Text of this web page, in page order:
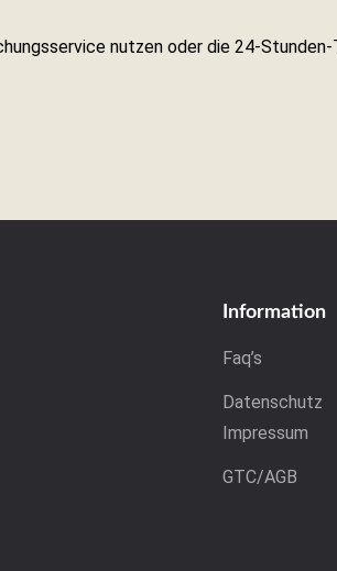
nutzen oder die 24-
Information
Faq’s
Datenschutz
Impressum
GTC/AGB